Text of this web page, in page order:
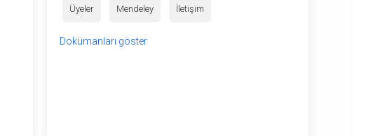
Üyeler Mendeley İletişim
Dokümanları göster